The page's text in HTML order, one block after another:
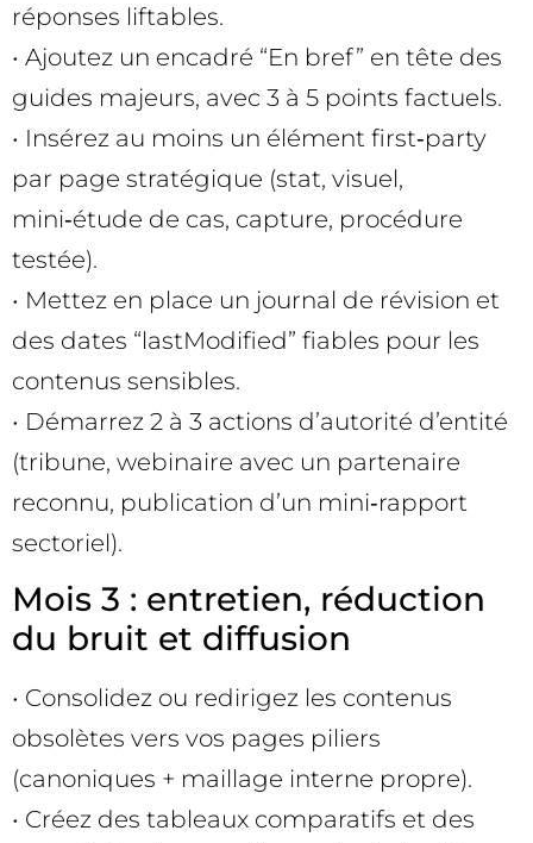
réponses liftables.
• Ajoutez un encadré “En bref” en tête des
guides majeurs, avec 3 à 5 points factuels.
• Insérez au moins un élément first‑party
par page stratégique (stat, visuel,
mini‑étude de cas, capture, procédure
testée).
• Mettez en place un journal de révision et
des dates “lastModified” fiables pour les
contenus sensibles.
• Démarrez 2 à 3 actions d’autorité d’entité
(tribune, webinaire avec un partenaire
reconnu, publication d’un mini‑rapport
sectoriel).
Mois 3 : entretien, réduction
du bruit et diffusion
• Consolidez ou redirigez les contenus
obsolètes vers vos pages piliers
(canoniques + maillage interne propre).
• Créez des tableaux comparatifs et des